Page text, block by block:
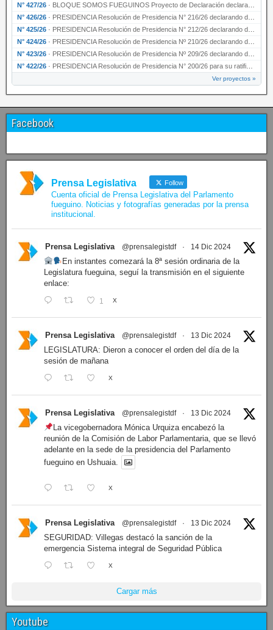
N° 427/26 · BLOQUE SOMOS FUEGUINOS Proyecto de Declaración declarando de interés provincial PRESIDENCI…
N° 426/26 · PRESIDENCIA Resolución de Presidencia N° 216/26 declarando de interés provincial la labor …
N° 425/26 · PRESIDENCIA Resolución de Presidencia N° 212/26 declarando de interés provincial el “50° A…
N° 424/26 · PRESIDENCIA Resolución de Presidencia Nº 210/26 declarando de interés provincial el proyec…
N° 423/26 · PRESIDENCIA Resolución de Presidencia Nº 209/26 declarando de interés provincial la presen…
N° 422/26 · PRESIDENCIA Resolución de Presidencia N° 200/26 para su ratificación.
Ver proyectos »
Facebook
Prensa Legislativa Follow
Cuenta oficial de Prensa Legislativa del Parlamento
fueguino. Noticias y fotografías generadas por la prensa
institucional.
Prensa Legislativa @prensalegistdf · 14 Dic 2024
En instantes comezará la 8ª sesión ordinaria de la
Legislatura fueguina, seguí la transmisión en el siguiente
enlace:
1 X
Prensa Legislativa @prensalegistdf · 13 Dic 2024
LEGISLATURA: Dieron a conocer el orden del día de la
sesión de mañana
X
Prensa Legislativa @prensalegistdf · 13 Dic 2024
La vicegobernadora Mónica Urquiza encabezó la
reunión de la Comisión de Labor Parlamentaria, que se llevó
adelante en la sede de la presidencia del Parlamento
fueguino en Ushuaia.
X
Prensa Legislativa @prensalegistdf · 13 Dic 2024
SEGURIDAD: Villegas destacó la sanción de la
emergencia Sistema integral de Seguridad Pública
X
Cargar más
Youtube